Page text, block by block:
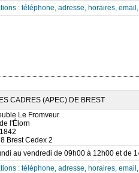
: téléphone, adresse, horaires,
CADRES (APEC) DE BREST
Le Fromveur
l'Élorn
Brest Cedex 2
au vendredi de 09h00 à 12h00 et de
: téléphone, adresse, horaires,